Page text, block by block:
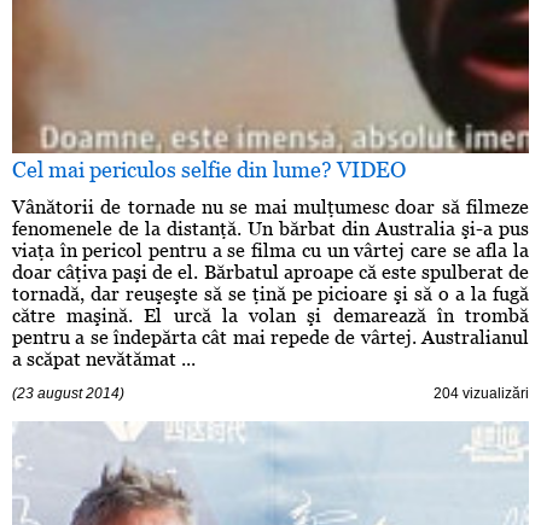
Cel mai periculos selfie din lume? VIDEO
Vânătorii de tornade nu se mai mulţumesc doar să filmeze
fenomenele de la distanţă. Un bărbat din Australia şi-a pus
viaţa în pericol pentru a se filma cu un vârtej care se afla la
doar câţiva paşi de el. Bărbatul aproape că este spulberat de
tornadă, dar reuşeşte să se ţină pe picioare şi să o a la fugă
către maşină. El urcă la volan şi demarează în trombă
pentru a se îndepărta cât mai repede de vârtej. Australianul
a scăpat nevătămat ...
(23 august 2014) 204 vizualizări